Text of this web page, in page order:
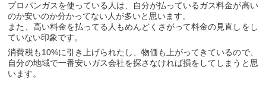
プロパンガスを使っている人は、自分が払っているガス料金が高い
のか安いのか分かってない人が多いと思います。
また、高い料金を払ってる人もめんどくさがって料金の見直しをし
ていない印象です。
消費税も10%に引き上げられたし、物価も上がってきているので、
自分の地域で一番安いガス会社を探さなければ損をしてしまうと思
います。